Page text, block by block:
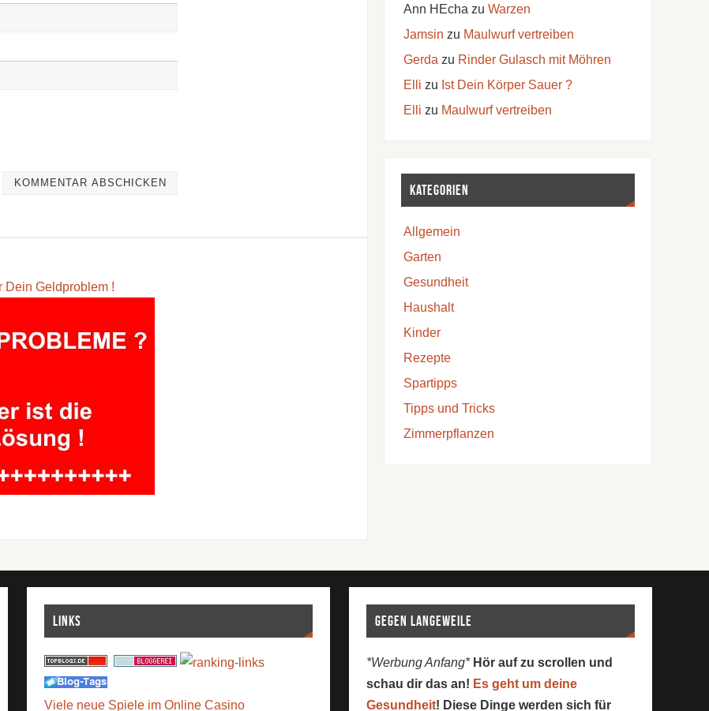
Dein Geldproblem !
Ann HEcha zu Warzen
Jamsin zu Maulwurf vertreiben
Gerda zu Rinder Gulasch mit Möhren
Elli zu Ist Dein Körper Sauer ?
Elli zu Maulwurf vertreiben
Kategorien
Allgemein
Garten
Gesundheit
Haushalt
Kinder
Rezepte
Spartipps
Tipps und Tricks
Zimmerpflanzen
Links
Viele neue Spiele im Online Casino
Gegen Langeweile
*Werbung Anfang* Hör auf zu scrollen und
schau dir das an! Es geht um deine
Gesundheit! Diese Dinge werden sich für